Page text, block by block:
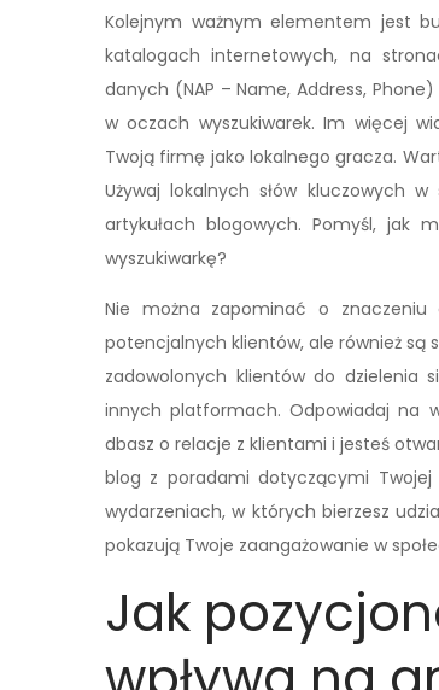
Kolejnym ważnym elementem jest
katalogach internetowych, na
danych (NAP – Name, Address,
w oczach wyszukiwarek. Im więcej
Twoją firmę jako lokalnego gracza.
Używaj lokalnych słów kluczowych
artykułach blogowych. Pomyśl, jak
wyszukiwarkę?
Nie można zapominać o
potencjalnych klientów, ale również są
zadowolonych klientów do dzielenia
innych platformach. Odpowiadaj na
dbasz o relacje z klientami i jesteś
blog z poradami dotyczącymi Twojej
wydarzeniach, w których bierzesz
pokazują Twoje zaangażowanie w
Jak